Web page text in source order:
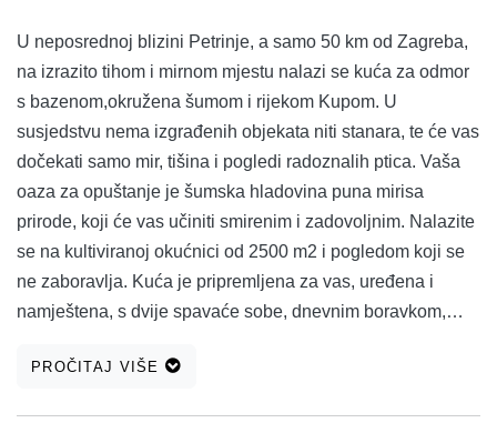
U neposrednoj blizini Petrinje, a samo 50 km od Zagreba,
na izrazito tihom i mirnom mjestu nalazi se kuća za odmor
s bazenom,okružena šumom i rijekom Kupom. U
susjedstvu nema izgrađenih objekata niti stanara, te će vas
dočekati samo mir, tišina i pogledi radoznalih ptica. Vaša
oaza za opuštanje je šumska hladovina puna mirisa
prirode, koji će vas učiniti smirenim i zadovoljnim. Nalazite
se na kultiviranoj okućnici od 2500 m2 i pogledom koji se
ne zaboravlja. Kuća je pripremljena za vas, uređena i
namještena, s dvije spavaće sobe, dnevnim boravkom,
terase. U sobama se nalaze po tri ležaja, od toga jedan
PROČITAJ VIŠE